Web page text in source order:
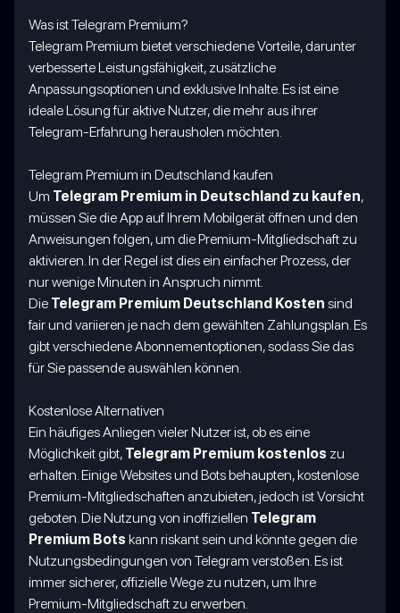
Was ist Telegram Premium?
Telegram Premium bietet verschiedene Vorteile, darunter
verbesserte Leistungsfähigkeit, zusätzliche
Anpassungsoptionen und exklusive Inhalte. Es ist eine
ideale Lösung für aktive Nutzer, die mehr aus ihrer
Telegram-Erfahrung herausholen möchten.
Telegram Premium in Deutschland kaufen
Um Telegram Premium in Deutschland zu kaufen,
müssen Sie die App auf Ihrem Mobilgerät öffnen und den
Anweisungen folgen, um die Premium-Mitgliedschaft zu
aktivieren. In der Regel ist dies ein einfacher Prozess, der
nur wenige Minuten in Anspruch nimmt.
Die Telegram Premium Deutschland Kosten sind
fair und variieren je nach dem gewählten Zahlungsplan. Es
gibt verschiedene Abonnementoptionen, sodass Sie das
für Sie passende auswählen können.
Kostenlose Alternativen
Ein häufiges Anliegen vieler Nutzer ist, ob es eine
Möglichkeit gibt, Telegram Premium kostenlos zu
erhalten. Einige Websites und Bots behaupten, kostenlose
Premium-Mitgliedschaften anzubieten, jedoch ist Vorsicht
geboten. Die Nutzung von inoffiziellen Telegram
Premium Bots kann riskant sein und könnte gegen die
Nutzungsbedingungen von Telegram verstoßen. Es ist
immer sicherer, offizielle Wege zu nutzen, um Ihre
Premium-Mitgliedschaft zu erwerben.